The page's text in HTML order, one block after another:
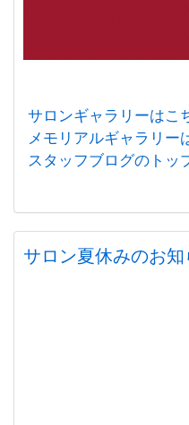
サロンギャラリーはこ
メモリアルギャラリー
スタッフブログのトッ
サロン夏休みのお知